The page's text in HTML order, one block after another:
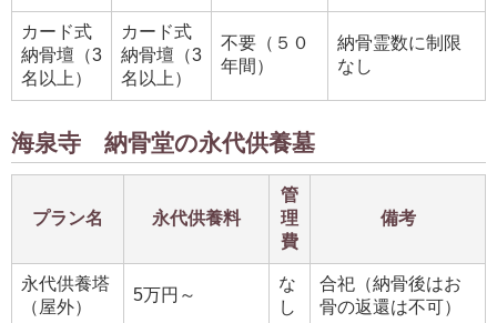
カード式
納骨壇（3
名以上）
カード式
納骨壇（3
名以上）
不要（５０
年間）
納骨霊数に制限
なし
海泉寺 納骨堂の永代供養墓
プラン名 永代供養料
管
理
費
備考
永代供養塔
（屋外）
5万円～
な
し
合祀（納骨後はお
骨の返還は不可）